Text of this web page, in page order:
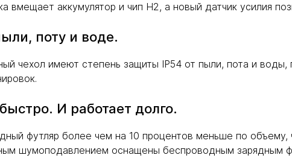
вмещает аккумулятор и чип H2, а новый датчик усилия
поту и воде.
чехол имеют степень защиты IP54 от пыли, пота и
И работает долго.
футляр более чем на 10 процентов меньше по
шумоподавлением оснащены беспроводным